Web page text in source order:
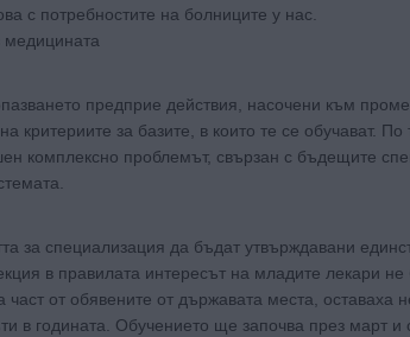
с потребностите на болниците у нас.
медицината
предприе действия, насочени към
критериите за базите, в които те се обучават. По
комплексно проблемът, свързан с бъдещите
за специализация да бъдат утвърждавани
в правилата интересът на младите лекари
от обявените от държавата места, оставаха
в годината. Обучението ще започва през март и